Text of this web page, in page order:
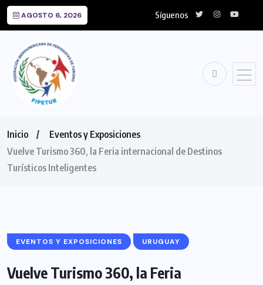
AGOSTO 6, 2026 Síguenos
Inicio
Eventos y Exposiciones
Vuelve Turismo 360, la Feria internacional de Destinos
Turísticos Inteligentes
EVENTOS Y EXPOSICIONES URUGUAY
Vuelve Turismo 360, la Feria